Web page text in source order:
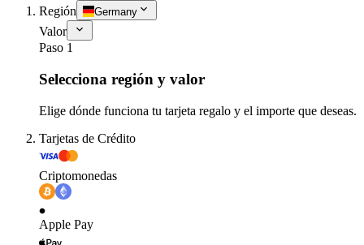
Región Germany
Valor
Paso 1
Selecciona región y valor
Elige dónde funciona tu tarjeta regalo y el importe que deseas.
Tarjetas de Crédito
Criptomonedas
Apple Pay